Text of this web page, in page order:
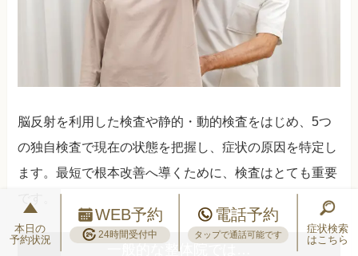
脳反射を利用した検査や静的・動的検査をはじめ、5つ
の独自検査で現在の状態を把握し、症状の原因を特定し
ます。最短で根本改善へ導くために、検査はとても重要
一般的な整体院では…
本日の
予約状況
WEB予約
24時間受付中
電話予約
タップで通話可能です
症状検索
はこちら